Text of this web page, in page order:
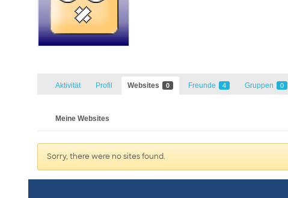
Aktivität Profil Websites 0 Freunde 4 Gruppen 0
Meine Websites
Sorry, there were no sites found.